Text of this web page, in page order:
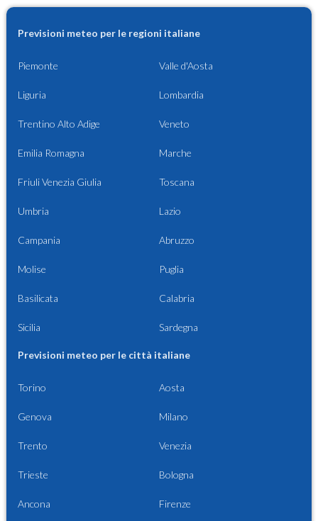
Previsioni meteo per le regioni italiane
Piemonte Valle d'Aosta
Liguria Lombardia
Trentino Alto Adige Veneto
Emilia Romagna Marche
Friuli Venezia Giulia Toscana
Umbria Lazio
Campania Abruzzo
Molise Puglia
Basilicata Calabria
Sicilia Sardegna
Previsioni meteo per le città italiane
Torino Aosta
Genova Milano
Trento Venezia
Trieste Bologna
Ancona Firenze